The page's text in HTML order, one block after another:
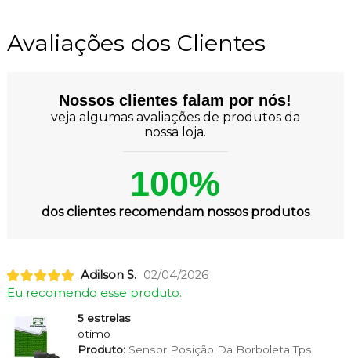
Avaliações dos Clientes
Nossos clientes falam por nós!
veja algumas avaliações de produtos da
nossa loja.
100%
dos clientes recomendam nossos produtos
Adilson S. 02/04/2026
Eu recomendo esse produto.
5 estrelas
otimo
Produto:Sensor Posição Da Borboleta Tps